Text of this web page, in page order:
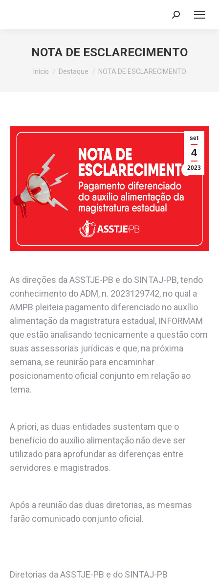
Search:
NOTA DE ESCLARECIMENTO
Você está aqui:
Início Destaque NOTA DE ESCLARECIMENTO
set
4
2023
As direções da ASSTJE-PB e do SINTAJ-PB, tendo
conhecimento do ADM, n. 2023129742, no qual a
AMPB pleiteia pagamento diferenciado no auxílio
alimentação da magistratura estadual, INFORMAM
que estão analisando tecnicamente a questão com
suas assessorias jurídicas e que, na próxima
semana, se reunirão para encaminhar
posicionamento oficial conjunto em relação ao
tema.
A priori, as duas entidades sustentam que o
benefício do auxílio alimentação não deve ser
utilizado para aprofundar as diferenças entre
servidores e magistrados.
Após a reunião das duas diretorias, as mesmas
farão comunicado conjunto oficial.
Diretorias da ASSTJE-PB e do SINTAJ-PB